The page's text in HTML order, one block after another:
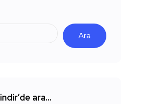
Ara
indir’de ara…